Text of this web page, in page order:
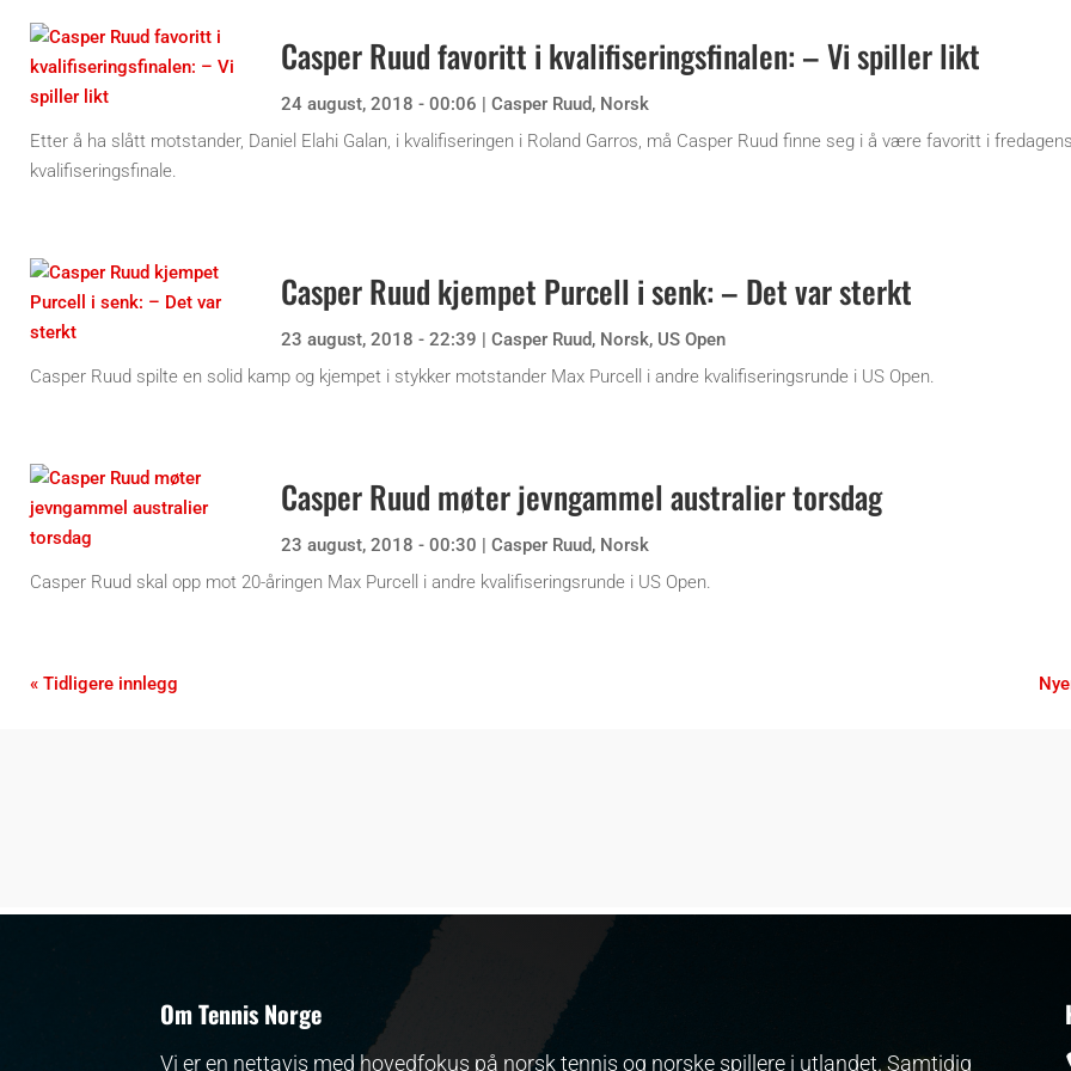
Casper Ruud favoritt i kvalifiseringsfinalen: – Vi spiller likt
24 august, 2018 - 00:06 Casper Ruud, Norsk
Etter å ha slått motstander, Daniel Elahi Galan, i kvalifiseringen i Roland Garros, må Casper Ruud finne seg i å være favoritt i
kvalifiseringsfinale.
Casper Ruud kjempet Purcell i senk: – Det var sterkt
23 august, 2018 - 22:39 Casper Ruud, Norsk, US Open
Casper Ruud spilte en solid kamp og kjempet i stykker motstander Max Purcell i andre kvalifiseringsrunde i US Open.
Casper Ruud møter jevngammel australier torsdag
23 august, 2018 - 00:30 Casper Ruud, Norsk
Casper Ruud skal opp mot 20-åringen Max Purcell i andre kvalifiseringsrunde i US Open.
« Tidligere innlegg
Om Tennis Norge
Vi er en nettavis med hovedfokus på norsk tennis og norske spillere i utlandet. Samtidig